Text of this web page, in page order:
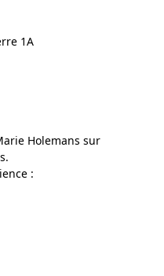
1A
Holemans sur
: